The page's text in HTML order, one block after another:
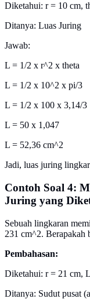
Diketahui: r = 10 cm,
Ditanya: Luas Juring
Jawab:
L = 1/2 x r^2 x theta
L = 1/2 x 10^2 x pi/3
L = 1/2 x 100 x 3,14/3
L = 50 x 1,047
L = 52,36 cm^2
Jadi, luas juring
Contoh Soal 4:
Juring yang
Sebuah lingkaran
231 cm^2. Berapakah
Pembahasan:
Diketahui: r = 21 cm,
Ditanya: Sudut pusat